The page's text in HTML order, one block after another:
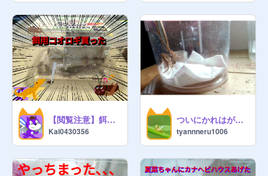
【閲覧注意】餌用コオロギを買ったのだ！
Kai0430356
ついにかれはが成虫になりました！！
tyannneru1006